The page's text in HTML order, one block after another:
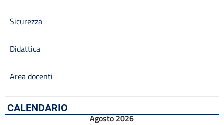
Sicurezza
Didattica
Area docenti
CALENDARIO
Agosto 2026